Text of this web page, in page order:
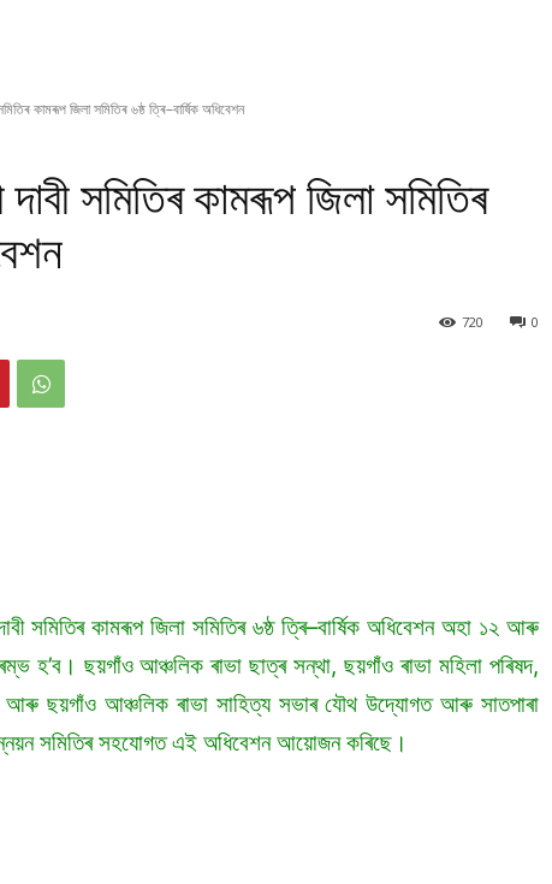
কামৰূপ জিলা সমিতিৰ ৬ষ্ঠ ত্ৰি–বাৰ্ষিক অধিবেশন
সমিতিৰ কামৰূপ জিলা সমিতিৰ
0
720
সমিতিৰ কামৰূপ জিলা সমিতিৰ ৬ষ্ঠ ত্ৰি–বাৰ্ষিক অধিবেশন অহা ১২ আৰু
হ’ব। ছয়গাঁও আঞ্চলিক ৰাভা ছাত্ৰ সন্থা, ছয়গাঁও ৰাভা মহিলা পৰিষদ,
আৰু ছয়গাঁও আঞ্চলিক ৰাভা সাহিত্য সভাৰ যৌথ উদ্যোগত আৰু সাতপাৰা
সমিতিৰ সহযোগত এই অধিবেশন আয়োজন কৰিছে।